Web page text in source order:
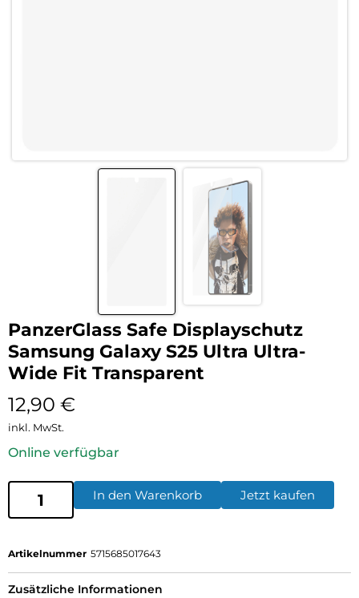
PanzerGlass Safe Displayschutz
Samsung Galaxy S25 Ultra Ultra-
Wide Fit Transparent
12,90 €
inkl. MwSt.
Online verfügbar
In den Warenkorb Jetzt kaufen
Artikelnummer 5715685017643
Zusätzliche Informationen